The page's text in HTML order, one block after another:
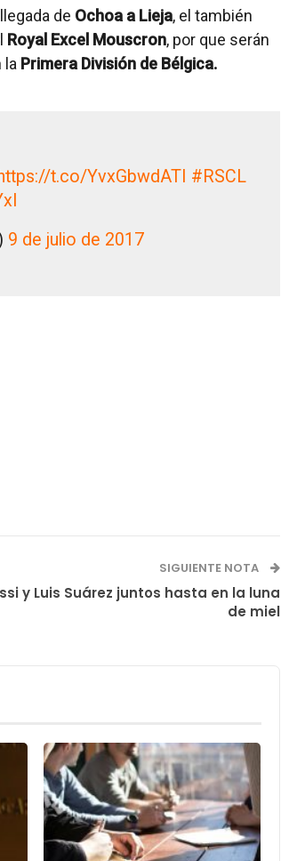
de Ochoa a Lieja, el también
Royal Excel Mouscron, por que serán
la Primera División de Bélgica.
t.co/YvxGbwdATI #RSCL
9 de julio de 2017
SIGUIENTE NOTA
y Luis Suárez juntos hasta en la luna
de miel